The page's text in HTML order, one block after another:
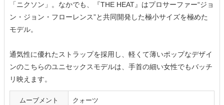
「ニクソン」。なかでも、『THE HEAT』はプロサーファー“ジョ
ン・ジョン・フローレンス”と共同開発した極小サイズを極めた
モデル。
通気性に優れたストラップを採用し、軽くて薄いポップなデザイ
ンのこちらのユニセックスモデルは、手首の細い女性でもバッチ
リ映えます。
ムーブメント クォーツ